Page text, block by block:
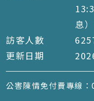
息）
訪客人數
更新日期
公害陳情免付費專線